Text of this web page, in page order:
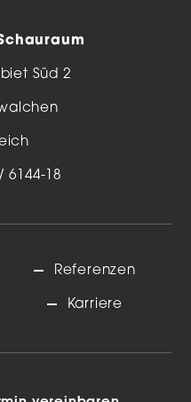
Süd 2
6144-18
Referenzen
Karriere